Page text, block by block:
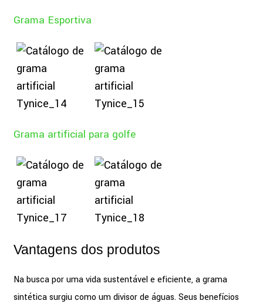
Grama Esportiva
Grama artificial para golfe
Vantagens dos produtos
Na busca por uma vida sustentável e eficiente, a grama
sintética surgiu como um divisor de águas. Seus benefícios